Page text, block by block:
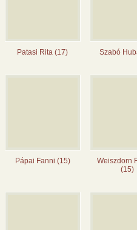
Patasi Rita (17) Szabó
Pápai Fanni (15)
Weiszdorn
(15)